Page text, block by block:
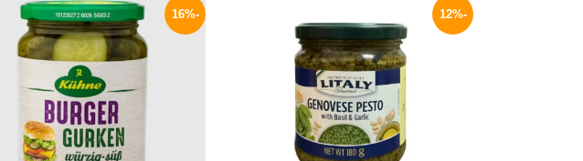
-12%
هو:
215 EGP.
هو:
189 EGP.
-16%
الأصلي
هو:
250 EGP.
الحالي
هو:
209 EGP.